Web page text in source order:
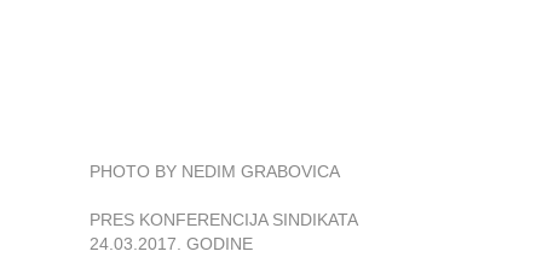
PHOTO BY NEDIM GRABOVICA
PRES KONFERENCIJA SINDIKATA
24.03.2017. GODINE